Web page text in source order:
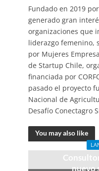
Fundado en 2019
generado gran
organizaciones que
liderazgo femenino,
por Mujeres
de Startup Chile,
financiada por
pasado el proyecto
Nacional de
Desafío Conectagro
You may also like
nuevo